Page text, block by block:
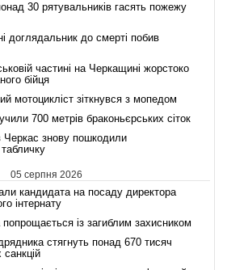
30 рятувальників гасять пожежу
доглядальник до смерті побив
частині на Черкащині жорстоко
бійця
мотоцикліст зіткнувся з мопедом
700 метрів браконьєрських сіток
Черкас знову пошкодили
05 серпня 2026
кандидата на посаду директора
інтернату
із загиблим захисником
стягнуть понад 670 тисяч